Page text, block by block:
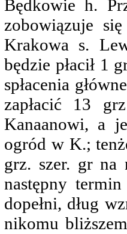
Będkowie h.
zobowiązuje
Krakowa s.
będzie płacił 1
spłacenia
zapłacić 13
Kanaanowi, a
ogród w K.;
grz. szer. gr na
następny
dopełni, dług
nikomu